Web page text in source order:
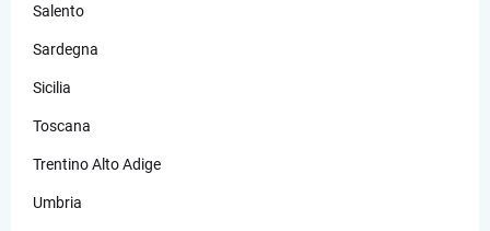
Salento
Sardegna
Sicilia
Toscana
Trentino Alto Adige
Umbria